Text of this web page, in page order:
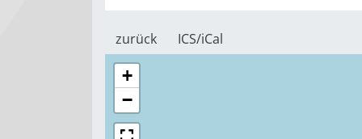
zurück ICS/iCal
+
−